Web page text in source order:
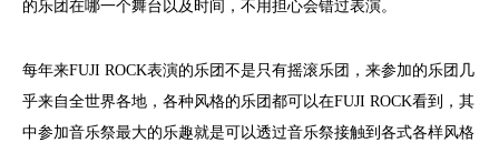
的乐团在哪一个舞台以及时间，不用担心会错过表演。
每年来FUJI ROCK表演的乐团不是只有摇滚乐团，来参加的乐团几
乎来自全世界各地，各种风格的乐团都可以在FUJI ROCK看到，其
中参加音乐祭最大的乐趣就是可以透过音乐祭接触到各式各样风格